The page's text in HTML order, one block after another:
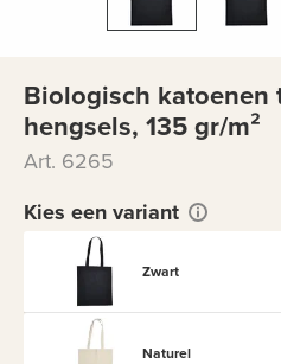
Biologisch katoenen
hengsels, 135 gr/m²
Art. 6265
Kies een variant
Zwart
Naturel